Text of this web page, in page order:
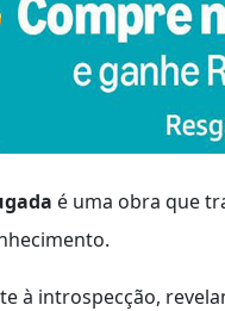
é uma obra que
à introspecção,